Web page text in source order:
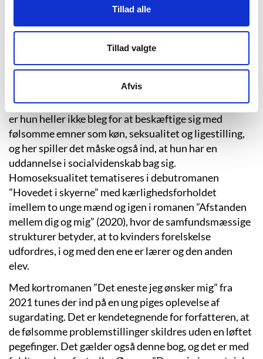
Tillad alle
Tillad valgte
Afvis
(Nordagerskolen: Caroline Ørsum. YouTube, 2016-12-
16).
Ørsum tager ofte den nørdede og skæve normbryders
læseren i forhold til tabubelagte emner som angst og
andre psykiske udfordringer hos unge. I en tid med
stor optagethed af identitetspolitiske problematikker
er hun heller ikke bleg for at beskæftige sig med
følsomme emner som køn, seksualitet og ligestilling,
og her spiller det måske også ind, at hun har en
uddannelse i socialvidenskab bag sig.
Homoseksualitet tematiseres i debutromanen
”Hovedet i skyerne” med kærlighedsforholdet
imellem to unge mænd og igen i romanen ”Afstanden
mellem dig og mig” (2020), hvor de samfundsmæssige
strukturer betyder, at to kvinders forelskelse
udfordres, i og med den ene er lærer og den anden
elev.
Med kortromanen ”Det eneste jeg ønsker mig” fra
2021 tunes der ind på en ung piges oplevelse af
sugardating. Det er kendetegnende for forfatteren, at
de følsomme problemstillinger skildres uden en løftet
pegefinger. Det gælder også denne bog, og det er med